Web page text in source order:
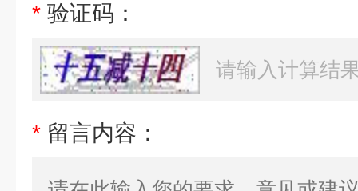
* 验证码：
* 留言内容：